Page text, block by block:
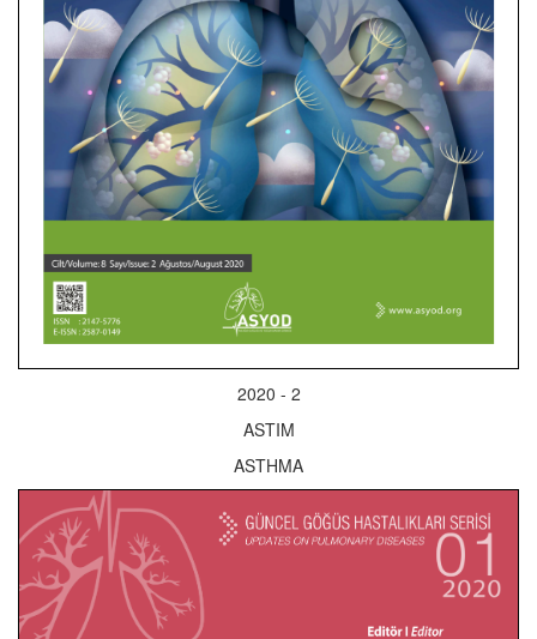
2020 - 2
ASTIM
ASTHMA